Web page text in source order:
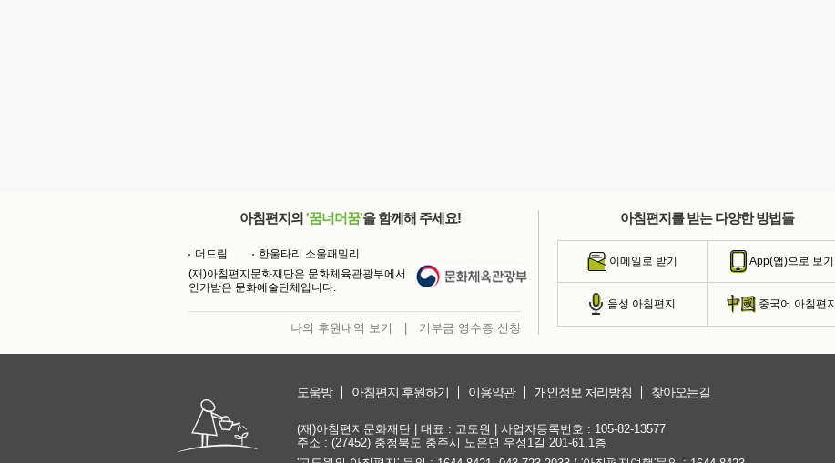
아침편지의 '꿈너머꿈'을 함께해 주세요!
더드림
한울타리 소울패밀리
(재)아침편지문화재단은 문화체육관광부에서
인가받은 문화예술단체입니다.
나의 후원내역 보기 기부금 영수증 신청
아침편지를 받는 다양한 방법들
이메일로 받기 App(앱)으로 보기
음성 아침편지 중국어 아침편지
도움방 아침편지 후원하기 이용약관 개인정보 처리방침 찾아오는길
(재)아침편지문화재단 | 대표 : 고도원 | 사업자등록번호 : 105-82-13577
주소 : (27452) 충청북도 충주시 노은면 우성1길 201-61,1층